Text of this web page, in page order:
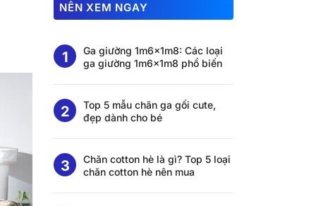
NÊN XEM NGAY
Ga giường 1m6x1m8: Các loại
ga giường 1m6x1m8 phổ biến
Top 5 mẫu chăn ga gối cute,
đẹp dành cho bé
Chăn cotton hè là gì? Top 5 loại
chăn cotton hè nên mua